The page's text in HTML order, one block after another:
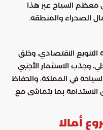
معظم السياح عبر هذا
الصحراء والمنطقة.
التنويع الاقتصادي، وخلق
وجذب الاستثمار الأجنبي
في المملكة، والحفاظ
الاستدامة بما يتماشى مع
أمالا